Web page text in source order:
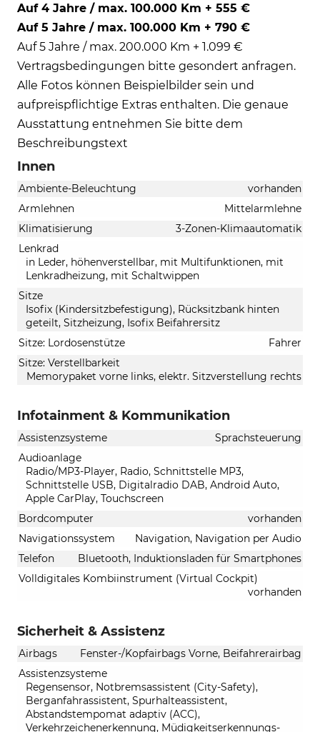
Auf 4 Jahre / max. 100.000 Km + 555 €
Auf 5 Jahre / max. 100.000 Km + 790 €
Auf 5 Jahre / max. 200.000 Km + 1.099 €
Vertragsbedingungen bitte gesondert anfragen.
Alle Fotos können Beispielbilder sein und
aufpreispflichtige Extras enthalten. Die genaue
Ausstattung entnehmen Sie bitte dem
Beschreibungstext
Innen
Ambiente-Beleuchtung
vorhanden
Armlehnen
Mittelarmlehne
Klimatisierung
3-Zonen-Klimaautomatik
Lenkrad
in Leder, höhenverstellbar, mit Multifunktionen, mit
Lenkradheizung, mit Schaltwippen
Sitze
Isofix (Kindersitzbefestigung), Rücksitzbank hinten
geteilt, Sitzheizung, Isofix Beifahrersitz
Sitze: Lordosenstütze
Fahrer
Sitze: Verstellbarkeit
Memorypaket vorne links, elektr. Sitzverstellung rechts
Infotainment & Kommunikation
Assistenzsysteme
Sprachsteuerung
Audioanlage
Radio/MP3-Player, Radio, Schnittstelle MP3,
Schnittstelle USB, Digitalradio DAB, Android Auto,
Apple CarPlay, Touchscreen
Bordcomputer
vorhanden
Navigationssystem
Navigation, Navigation per Audio
Telefon
Bluetooth, Induktionsladen für Smartphones
Volldigitales Kombiinstrument (Virtual Cockpit)
vorhanden
Sicherheit & Assistenz
Airbags
Fenster-/Kopfairbags Vorne, Beifahrerairbag
Assistenzsysteme
Regensensor, Notbremsassistent (City-Safety),
Berganfahrassistent, Spurhalteassistent,
Abstandstempomat adaptiv (ACC),
Verkehrzeichenerkennung, Müdigkeitserkennungs-